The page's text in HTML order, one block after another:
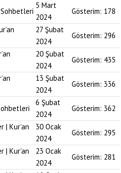
Sohbetleri
5 Mart
2024
Gösterim: 178
27 Şubat
2024
Gösterim: 296
20 Şubat
2024
Gösterim: 435
13 Şubat
2024
Gösterim: 336
6 Şubat
2024
Gösterim: 362
| Kur’an
30 Ocak
2024
Gösterim: 295
| Kur’an
23 Ocak
2024
Gösterim: 281